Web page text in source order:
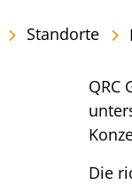
Standorte
Inhalt
QRC
Die